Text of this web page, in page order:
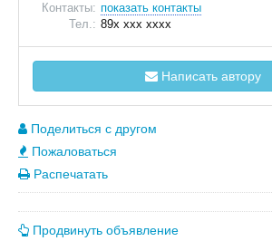
Контакты: показать контакты
Тел.: 89x xxx xxxx
Написать автору
Поделиться с другом
Пожаловаться
Распечатать
Продвинуть объявление